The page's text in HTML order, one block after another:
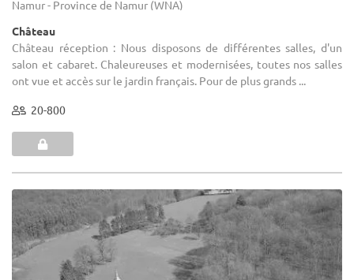
Namur - Province de Namur (WNA)
Château
Château réception : Nous disposons de différentes salles, d'un
salon et cabaret. Chaleureuses et modernisées, toutes nos salles
ont vue et accès sur le jardin français. Pour de plus grands ...
20-800